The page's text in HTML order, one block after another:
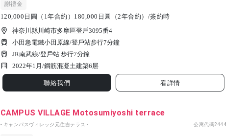
謝禮金
120,000日圓（1年合約）180,000日圓（2年合約）/簽約時
神奈川縣川崎市多摩區登戶3095番4
小田急電鐵小田原線/登戶站步行7分鐘
JR南武線/登戶站 步行7分鐘
2022年1月/鋼筋混凝土建築6层
聯絡我們 看詳情
CAMPUS VILLAGE Motosumiyoshi terrace
- キャンパスヴィレッジ元住吉テラス - 公寓代碼2444